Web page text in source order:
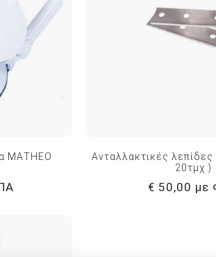
ΜΑΤΗΕΟ
Ανταλλακτικές
20τμχ )
€ 50,00 με